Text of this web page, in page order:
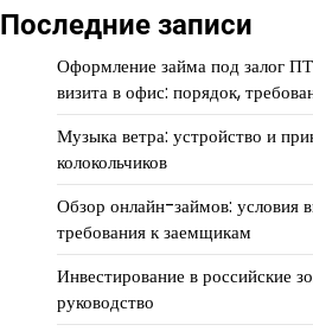
Последние записи
Оформление займа под залог
визита в офис: порядок,
Музыка ветра: устройство и
колокольчиков
Обзор онлайн-займов: условия
требования к заемщикам
Инвестирование в российские
руководство